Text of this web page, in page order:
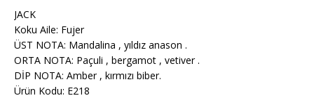
JACK
Koku Aile: Fujer
ÜST NOTA: Mandalina , yıldız anason .
ORTA NOTA: Paçuli , bergamot , vetiver .
DİP NOTA: Amber , kırmızı biber.
Ürün Kodu: E218